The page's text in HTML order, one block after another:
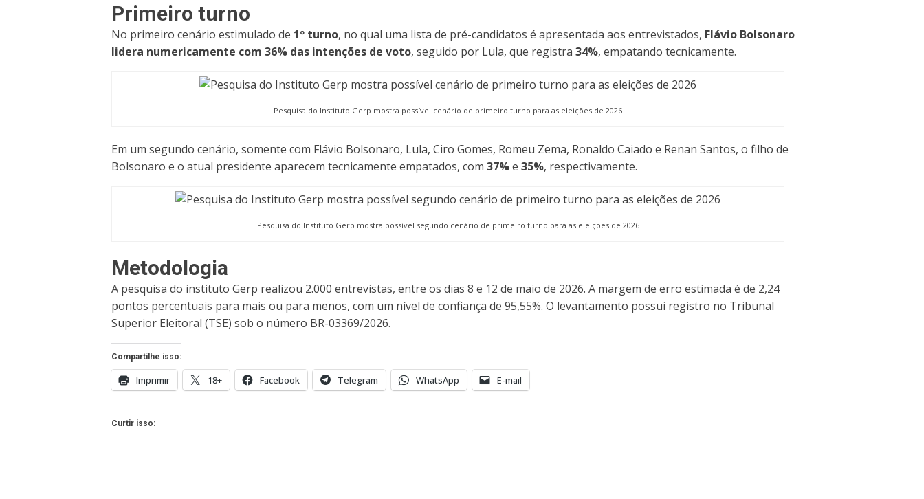
Primeiro turno
No primeiro cenário estimulado de 1º turno, no qual uma lista de pré-candidatos é apresentada aos entrevistados, Flávio Bolsonaro
lidera numericamente com 36% das intenções de voto, seguido por Lula, que registra 34%, empatando tecnicamente.
Pesquisa do Instituto Gerp mostra possível cenário de primeiro turno para as eleições de 2026
Em um segundo cenário, somente com Flávio Bolsonaro, Lula, Ciro Gomes, Romeu Zema, Ronaldo Caiado e Renan Santos, o filho de
Bolsonaro e o atual presidente aparecem tecnicamente empatados, com 37%e 35%, respectivamente.
Pesquisa do Instituto Gerp mostra possível segundo cenário de primeiro turno para as eleições de 2026
Metodologia
A pesquisa do instituto Gerp realizou 2.000 entrevistas, entre os dias 8 e 12 de maio de 2026. A margem de erro estimada é de 2,24
pontos percentuais para mais ou para menos, com um nível de confiança de 95,55%. O levantamento possui registro no Tribunal
Superior Eleitoral (TSE) sob o número BR-03369/2026.
Compartilhe isso:
Imprimir 18+ Facebook Telegram WhatsApp E-mail
Curtir isso: